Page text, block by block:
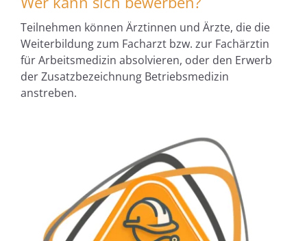
Teilnehmen können Ärztinnen und Ärzte, die die
Weiterbildung zum Facharzt bzw. zur Fachärztin
für Arbeitsmedizin absolvieren, oder den Erwerb
der Zusatzbezeichnung Betriebsmedizin
anstreben.